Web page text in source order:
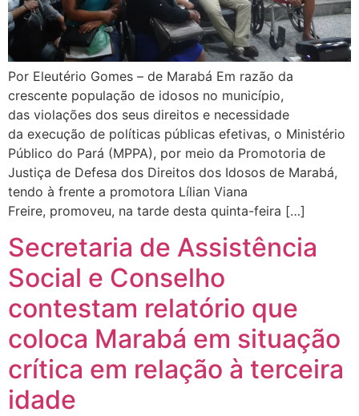
Por Eleutério Gomes – de Marabá Em razão da
crescente população de idosos no município,
das violações dos seus direitos e necessidade
da execução de políticas públicas efetivas, o Ministério
Público do Pará (MPPA), por meio da Promotoria de
Justiça de Defesa dos Direitos dos Idosos de Marabá,
tendo à frente a promotora Lílian Viana
Freire, promoveu, na tarde desta quinta-feira […]
Secretaria de Assistência
Social e Conselho
contestam relatório que
coloca Marabá em situação
crítica em relação à terceira
idade